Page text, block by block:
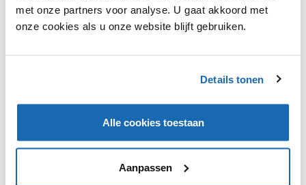
met onze partners voor analyse. U gaat akkoord met
onze cookies als u onze website blijft gebruiken.
Details tonen
Alle cookies toestaan
Aanpassen
Volgens de krant Het Parool en diverse Nederlandse
AI-deskundigen is het een verstandige beslissing van
het gebied van geautomatiseerde bestellingen
beëindigen en wachten op betere technologie voordat
ze verdere reputatieschade oplopen.